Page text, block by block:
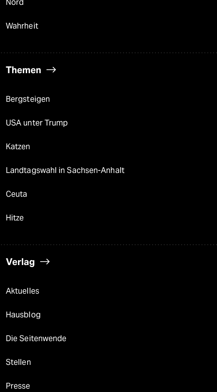
Nord
Wahrheit
Themen
Bergsteigen
USA unter Trump
Katzen
Landtagswahl in Sachsen-Anhalt
Ceuta
Hitze
Verlag
Aktuelles
Hausblog
Die Seitenwende
Stellen
Presse